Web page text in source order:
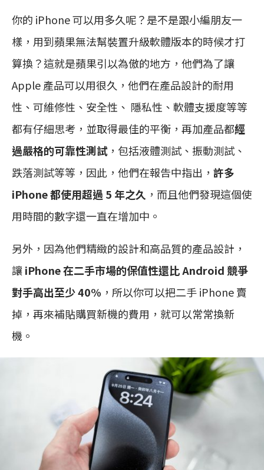
你的 iPhone 可以用多久呢？是不是跟小編朋友一
樣，用到蘋果無法幫裝置升級軟體版本的時候才打
算換？這就是蘋果引以為傲的地方，他們為了讓
Apple 產品可以用很久，他們在產品設計的耐用
性、可維修性、安全性、 隱私性、軟體支援度等等
都有仔細思考，並取得最佳的平衡，再加產品都經
過嚴格的可靠性測試，包括液體測試、振動測試、
跌落測試等等，因此，他們在報告中指出， 許多
iPhone 都使用超過 5 年之久 ，而且他們發現這個使
用時間的數字還一直在增加中。
另外，因為他們精緻的設計和高品質的產品設計，
讓iPhone 在二手市場的保值性還比 Android 競爭
對手高出至少 40% ，所以你可以把二手 iPhone 賣
掉，再來補貼購買新機的費用，就可以常常換新
機。